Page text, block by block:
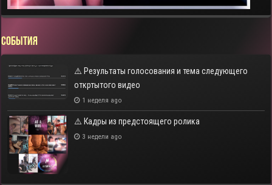
СОБЫТИЯ
⚠️ Результаты голосования и тема следующего
откртытого видео
1 неделя ago
⚠️ Кадры из предстоящего ролика
3 недели ago